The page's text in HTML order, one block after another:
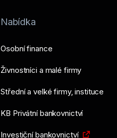
Nabídka
Osobní finance
Živnostníci a malé firmy
Střední a velké firmy, instituce
KB Privátní bankovnictví
Investiční bankovnictví